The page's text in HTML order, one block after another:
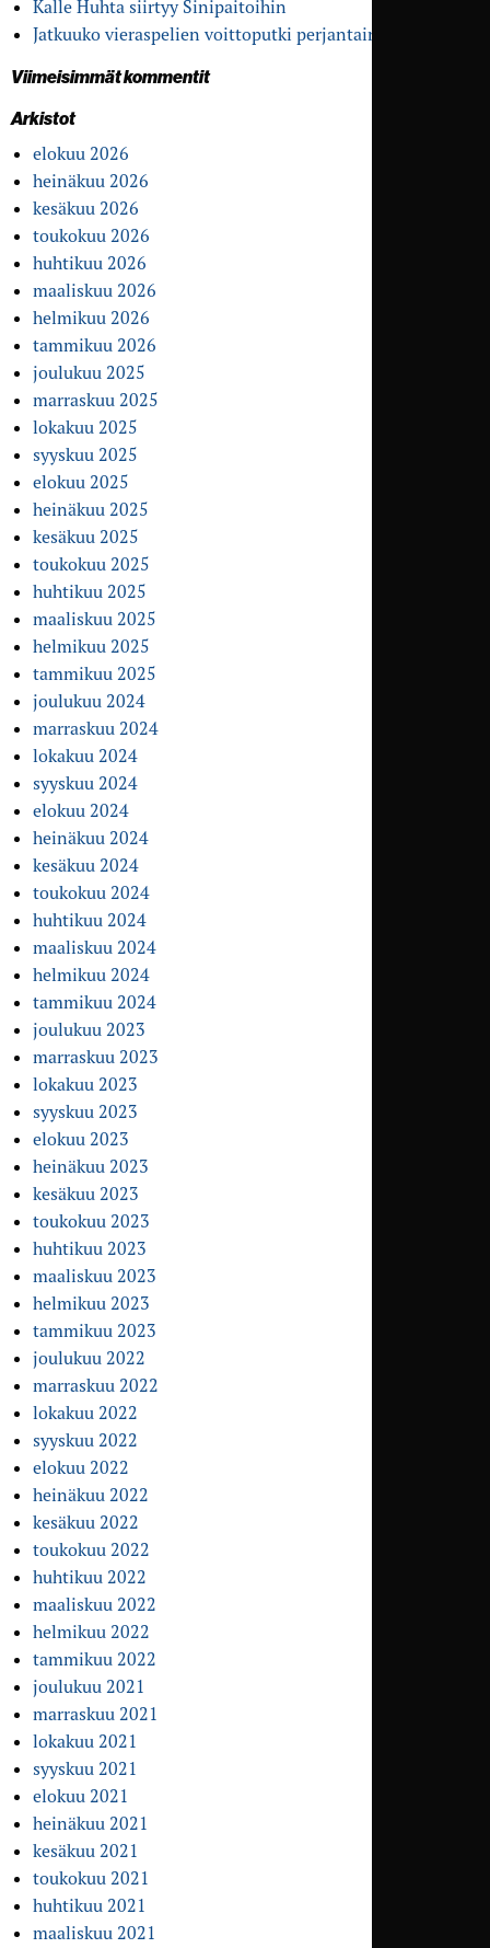
Kalle Huhta siirtyy Sinipaitoihin
Jatkuuko vieras­pelien voitto­putki perjantaina?
Viimeisimmät kommentit
Arkistot
elokuu 2026
heinäkuu 2026
kesäkuu 2026
toukokuu 2026
huhtikuu 2026
maaliskuu 2026
helmikuu 2026
tammikuu 2026
joulukuu 2025
marraskuu 2025
lokakuu 2025
syyskuu 2025
elokuu 2025
heinäkuu 2025
kesäkuu 2025
toukokuu 2025
huhtikuu 2025
maaliskuu 2025
helmikuu 2025
tammikuu 2025
joulukuu 2024
marraskuu 2024
lokakuu 2024
syyskuu 2024
elokuu 2024
heinäkuu 2024
kesäkuu 2024
toukokuu 2024
huhtikuu 2024
maaliskuu 2024
helmikuu 2024
tammikuu 2024
joulukuu 2023
marraskuu 2023
lokakuu 2023
syyskuu 2023
elokuu 2023
heinäkuu 2023
kesäkuu 2023
toukokuu 2023
huhtikuu 2023
maaliskuu 2023
helmikuu 2023
tammikuu 2023
joulukuu 2022
marraskuu 2022
lokakuu 2022
syyskuu 2022
elokuu 2022
heinäkuu 2022
kesäkuu 2022
toukokuu 2022
huhtikuu 2022
maaliskuu 2022
helmikuu 2022
tammikuu 2022
joulukuu 2021
marraskuu 2021
lokakuu 2021
syyskuu 2021
elokuu 2021
heinäkuu 2021
kesäkuu 2021
toukokuu 2021
huhtikuu 2021
maaliskuu 2021